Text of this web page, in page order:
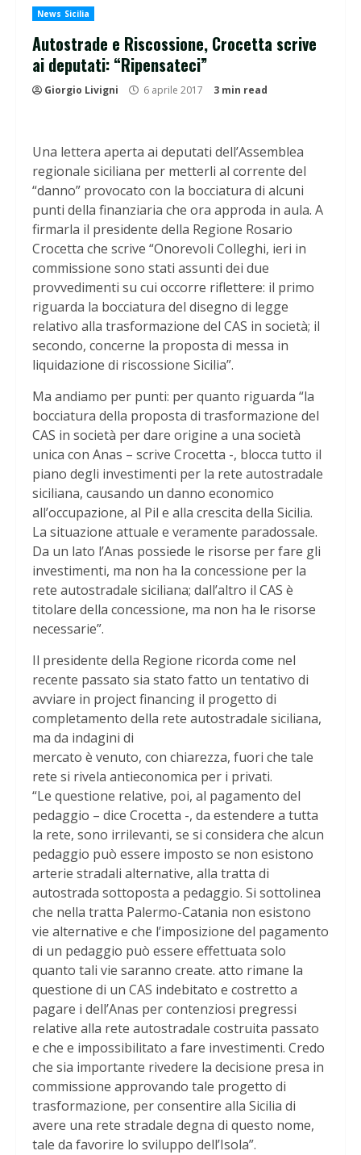
News Sicilia
Autostrade e Riscossione, Crocetta scrive
ai deputati: “Ripensateci”
Giorgio Livigni 6 aprile 2017 3 min read
Una lettera aperta ai deputati dell’Assemblea
regionale siciliana per metterli al corrente del
“danno” provocato con la bocciatura di alcuni
punti della finanziaria che ora approda in aula. A
firmarla il presidente della Regione Rosario
Crocetta che scrive “Onorevoli Colleghi, ieri in
commissione sono stati assunti dei due
provvedimenti su cui occorre riflettere: il primo
riguarda la bocciatura del disegno di legge
relativo alla trasformazione del CAS in società; il
secondo, concerne la proposta di messa in
liquidazione di riscossione Sicilia”.
Ma andiamo per punti: per quanto riguarda “la
bocciatura della proposta di trasformazione del
CAS in società per dare origine a una società
unica con Anas – scrive Crocetta -, blocca tutto il
piano degli investimenti per la rete autostradale
siciliana, causando un danno economico
all’occupazione, al Pil e alla crescita della Sicilia.
La situazione attuale e veramente paradossale.
Da un lato l’Anas possiede le risorse per fare gli
investimenti, ma non ha la concessione per la
rete autostradale siciliana; dall’altro il CAS è
titolare della concessione, ma non ha le risorse
necessarie”.
Il presidente della Regione ricorda come nel
recente passato sia stato fatto un tentativo di
avviare in project financing il progetto di
completamento della rete autostradale siciliana,
ma da indagini di
mercato è venuto, con chiarezza, fuori che tale
rete si rivela antieconomica per i privati.
“Le questione relative, poi, al pagamento del
pedaggio – dice Crocetta -, da estendere a tutta
la rete, sono irrilevanti, se si considera che alcun
pedaggio può essere imposto se non esistono
arterie stradali alternative, alla tratta di
autostrada sottoposta a pedaggio. Si sottolinea
che nella tratta Palermo-Catania non esistono
vie alternative e che l’imposizione del pagamento
di un pedaggio può essere effettuata solo
quanto tali vie saranno create. atto rimane la
questione di un CAS indebitato e costretto a
pagare i dell’Anas per contenziosi pregressi
relative alla rete autostradale costruita passato
e che e impossibilitato a fare investimenti. Credo
che sia importante rivedere la decisione presa in
commissione approvando tale progetto di
trasformazione, per consentire alla Sicilia di
avere una rete stradale degna di questo nome,
tale da favorire lo sviluppo dell’Isola”.